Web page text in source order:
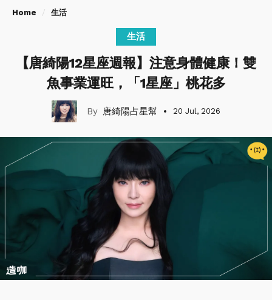
Home 生活
生活
【唐綺陽12星座週報】注意身體健康！​​​​​​​雙
魚事業運旺，「1星座」桃花多
唐綺陽占星幫 20 Jul, 2026